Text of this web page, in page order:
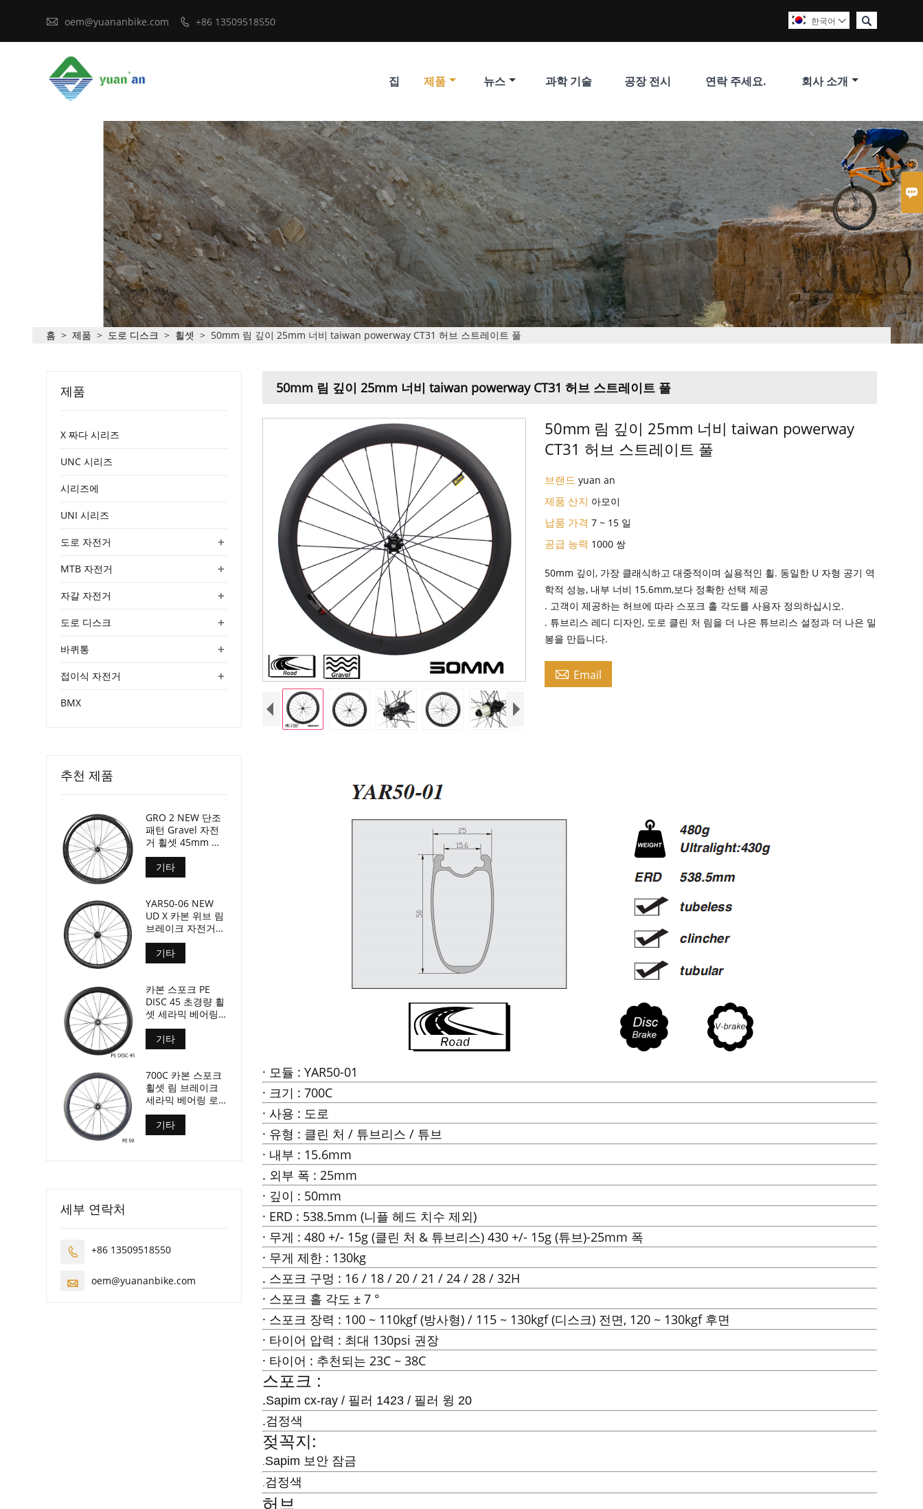

 oem@yuananbike.com  +86 13509518550 
한국어 
집 제품 뉴스 과학 기술 공장 전시 연락 주세요. 회사 소개
홈 > 제품 > 도로 디스크 > 휠셋 > 50mm 림 깊이 25mm 너비 taiwan powerway CT31 허브 스트레이트 풀
50mm 림 깊이 25mm 너비 taiwan powerway CT31 허브 스트레이트 풀
50mm 림 깊이 25mm 너비 taiwan powerway
CT31 허브 스트레이트 풀
브랜드yuan an
제품 산지 아모이
납품 가격7 ~ 15 일
공급 능력 1000 쌍
50mm 깊이, 가장 클래식하고 대중적이며 실용적인 휠. 동일한 U 자형 공기 역
학적 성능, 내부 너비 15.6mm,보다 정확한 선택 제공
. 고객이 제공하는 허브에 따라 스포크 홀 각도를 사용자 정의하십시오.
. 튜브리스 레디 디자인, 도로 클린 처 림을 더 나은 튜브리스 설정과 더 나은 밀
봉을 만듭니다.
 Email
· 모듈 : YAR50-01
· 크기 : 700C
· 사용 : 도로
· 유형 : 클린 처 / 튜브리스 / 튜브
· 내부 : 15.6mm
. 외부 폭 : 25mm
· 깊이 : 50mm
· ERD : 538.5mm (니플 헤드 치수 제외)
· 무게 : 480 +/- 15g (클린 처 & 튜브리스) 430 +/- 15g (튜브)-25mm 폭
· 무게 제한 : 130kg
. 스포크 구멍 : 16 / 18 / 20 / 21 / 24 / 28 / 32H
· 스포크 홀 각도 ± 7 °
· 스포크 장력 : 100 ~ 110kgf (방사형) / 115 ~ 130kgf (디스크) 전면, 120 ~ 130kgf 후면
· 타이어 압력 : 최대 130psi 권장
· 타이어 : 추천되는 23C ~ 38C
스포크 :
.Sapim cx-ray / 필러 1423 / 필러 윙 20
.검정색
젖꼭지:
Sapim 보안 잠금
검정색
허브
제품
X 짜다 시리즈
UNC 시리즈
시리즈에
UNI 시리즈
+
도로 자전거
+
MTB 자전거
+
자갈 자전거
+
도로 디스크
+
바퀴통
+
접이식 자전거
BMX
추천 제품
GRO 2 NEW 단조
패턴 Gravel 자전
거 휠셋 45mm 깊
이 24mm 내부 너
기타
YAR50-06 NEW
UD X 카본 위브 림
브레이크 자전거
휠셋 50mm 깊이
29mm 너비
기타
카본 스포크 PE
DISC 45 초경량 휠
셋 세라믹 베어링
1280g 전용
기타
700C 카본 스포크
휠셋 림 브레이크
세라믹 베어링 로
드 바이크 휠셋
기타
세부 연락처
 +86 13509518550
 oem@yuananbike.com